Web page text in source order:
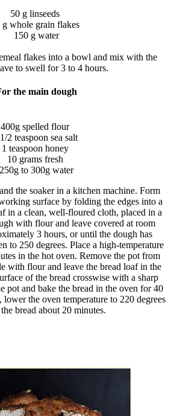
50 g linseeds
g whole grain flakes
150 g water
flakes into a bowl and mix with the
to swell for 3 to 4 hours.
the main dough
400g spelled flour
2 teaspoon sea salt
1 teaspoon honey
10 grams fresh
250g to 300g water
the soaker in a kitchen machine. Form
surface by folding the edges into a
in a clean, well-floured cloth, placed in a
with flour and leave covered at room
3 hours, or until the dough has
to 250 degrees. Place a high-temperature
in the hot oven. Remove the pot from
with flour and leave the bread loaf in the
of the bread crosswise with a sharp
pot and bake the bread in the oven for 40
the oven temperature to 220 degrees
bread about 20 minutes.